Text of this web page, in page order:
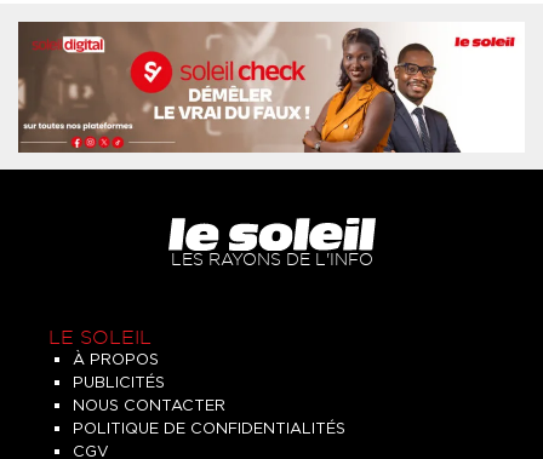
LES RAYONS DE L'INFO
LE SOLEIL
À PROPOS
PUBLICITÉS
NOUS CONTACTER
POLITIQUE DE CONFIDENTIALITÉS
CGV